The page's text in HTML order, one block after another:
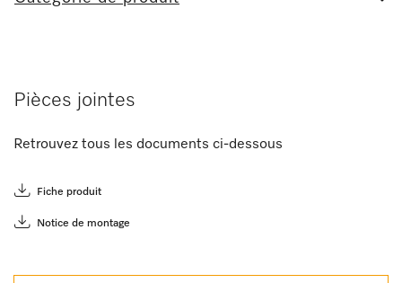
Pièces jointes
Retrouvez tous les documents ci-dessous
Fiche produit
Notice de montage